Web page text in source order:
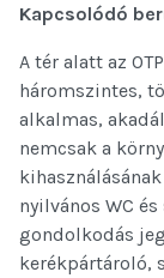
Kapcsolódó
A tér alatt az
háromszintes,
alkalmas,
nemcsak a
nyilvános WC
gondolkodás
kerékpártároló,